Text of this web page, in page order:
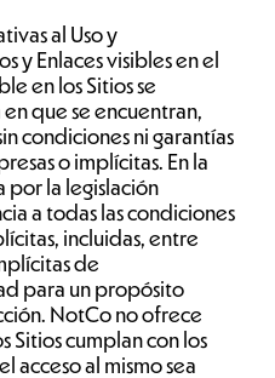
al Uso y
y Enlaces visibles en el
en los Sitios se
que se encuentran,
condiciones ni garantías
o implícitas. En la
la legislación
a todas las condiciones
incluidas, entre
de
para un propósito
NotCo no ofrece
Sitios cumplan con los
acceso al mismo sea